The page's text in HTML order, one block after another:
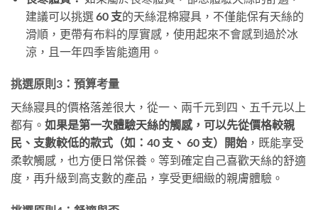
建議可以挑選60 支的天絲混棉寢具，不僅能保有天絲的
滑順，更帶有布料的厚實感，使用起來不會感到過於冰
涼，且一年四季皆能適用。
挑選原則3：預算考量
天絲寢具的價格落差很大，從一、兩千元到四、五千元以上
都有。 如果是第一次體驗天絲的觸感，可以先從價格較親
民、支數較低的款式（如：40 支、 60 支）開始 ，既能享受
柔軟觸感，也方便日常保養。等到確定自己喜歡天絲的舒適
度，再升級到高支數的產品，享受更細緻的親膚體驗。